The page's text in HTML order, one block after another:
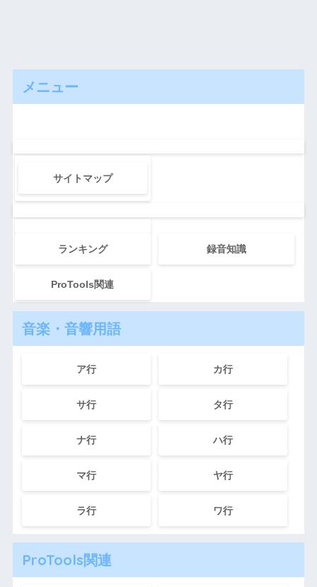
メニュー
サイトマップ
ランキング 録音知識
ProTools関連
音楽・音響用語
ア行 カ行
サ行 タ行
ナ行 ハ行
マ行 ヤ行
ラ行 ワ行
ProTools関連